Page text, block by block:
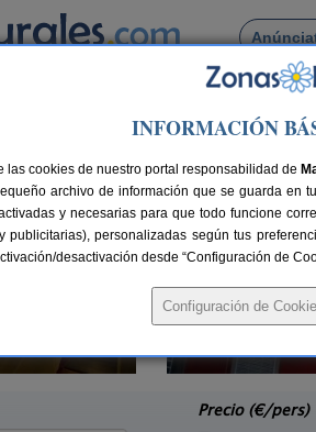
Busca por pueblo
cerca de Negradas
Pensión
Precio (€/pers)
INFORMACIÓN
las cookies de nuestro portal responsabilidad de
archivo de información que se guarda en
y necesarias para que todo funcione
publicitarias), personalizadas según tus
desactivación desde “Configuración de